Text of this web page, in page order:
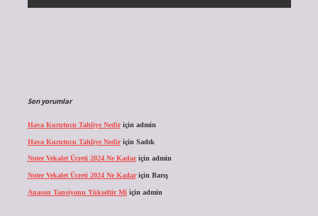
Son yorumlar
Hava Kurutucu Tahliye Nediriçin admin
Hava Kurutucu Tahliye Nediriçin Sadık
Noter Vekalet Ücreti 2024 Ne Kadariçin admin
Noter Vekalet Ücreti 2024 Ne Kadariçin Barış
Anason Tansiyonu Yükseltir Mi için admin